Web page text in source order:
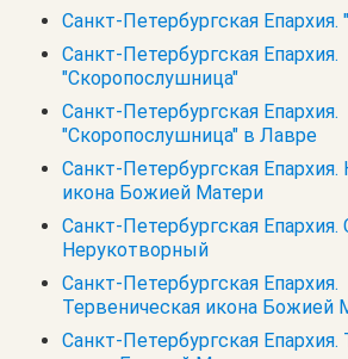
Санкт-Петербургская Епархия.
Санкт-Петербургская Епархия.
"Скоропослушница"
Санкт-Петербургская Епархия.
"Скоропослушница" в Лавре
Санкт-Петербургская Епархия.
икона Божией Матери
Санкт-Петербургская Епархия.
Нерукотворный
Санкт-Петербургская Епархия.
Тервеническая икона Божией
Санкт-Петербургская Епархия.